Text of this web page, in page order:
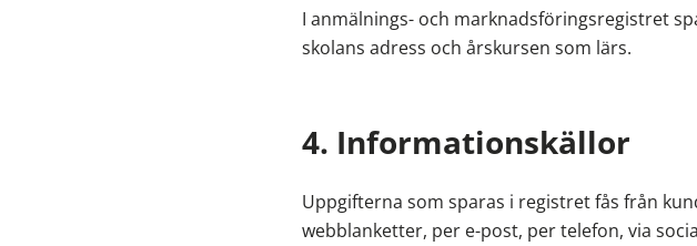
I anmälnings- och marknadsföringsregistret
skolans adress och årskursen som lärs.
4. Informationskällor
Uppgifterna som sparas i registret fås från
webblanketter, per e-post, per telefon, via